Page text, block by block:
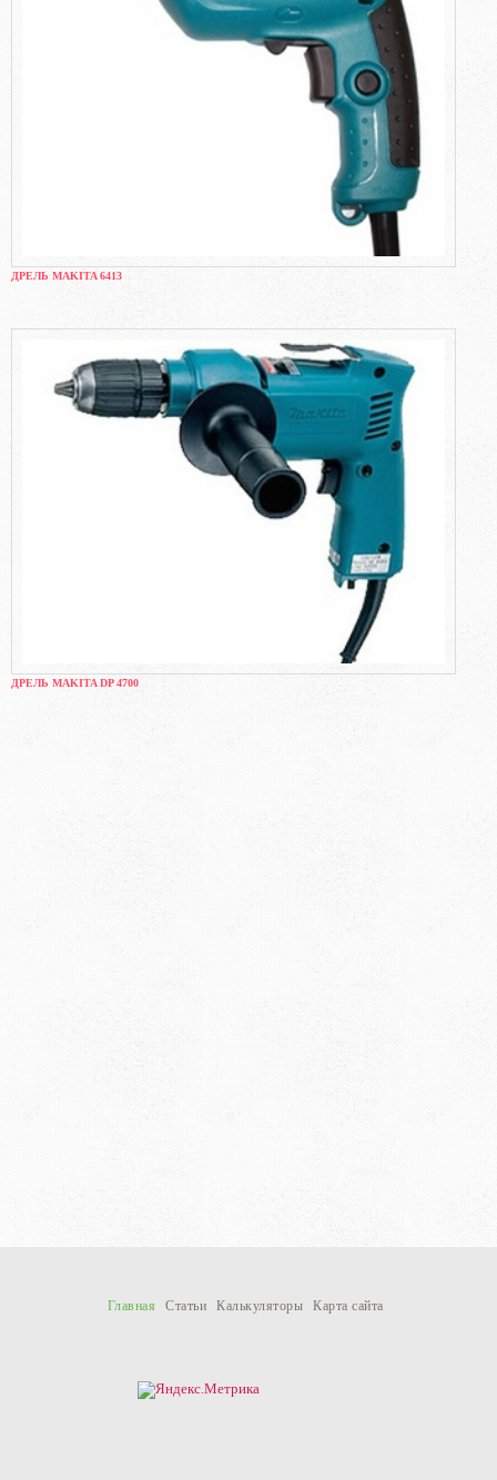
ДРЕЛЬ MAKITA 6413
ДРЕЛЬ MAKITA DP 4700
Главная Статьи Калькуляторы Карта сайта